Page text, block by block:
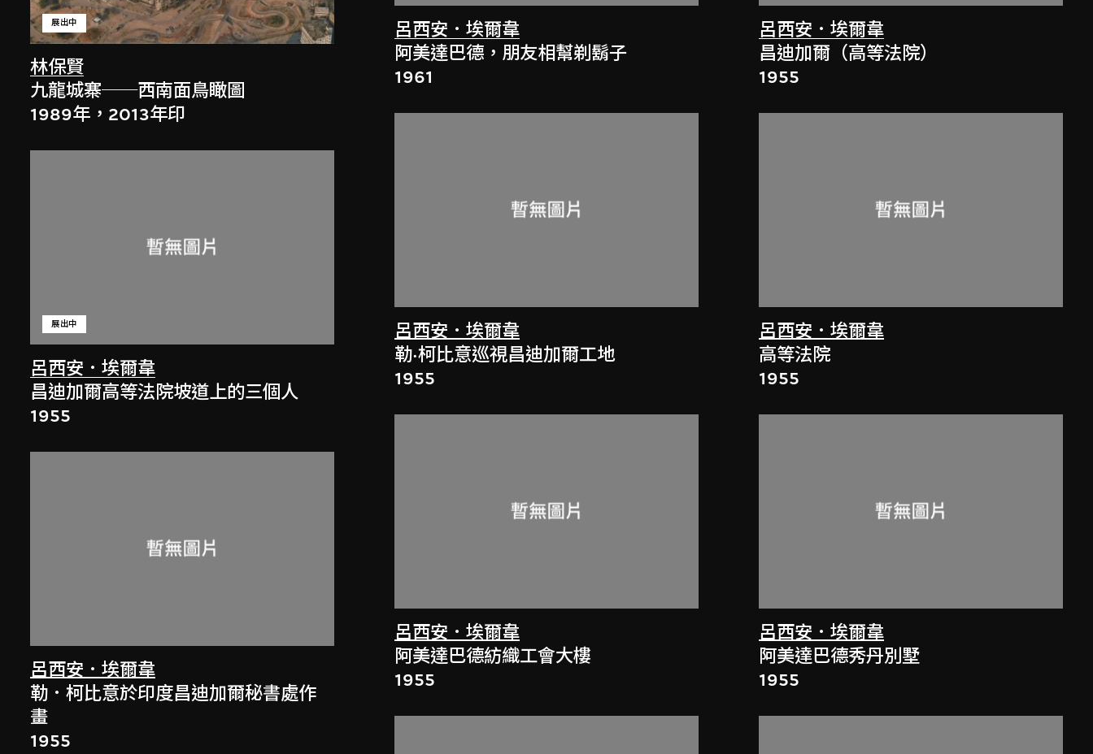
林保賢
展出中
九龍城寨──西南面鳥瞰圖
1989年，2013年印
呂西安．埃爾韋
展出中
昌迪加爾高等法院坡道上的三個人
1955
呂西安．埃爾韋
勒．柯比意於印度昌迪加爾秘書處作
畫
1955
呂西安．埃爾韋
阿美達巴德，朋友相幫剃鬍子
1961
呂西安．埃爾韋
勒·柯比意巡視昌迪加爾工地
1955
呂西安．埃爾韋
阿美達巴德紡織工會大樓
1955
呂西安．埃爾韋
昌迪加爾（高等法院）
1955
呂西安．埃爾韋
高等法院
1955
呂西安．埃爾韋
阿美達巴德秀丹別墅
1955